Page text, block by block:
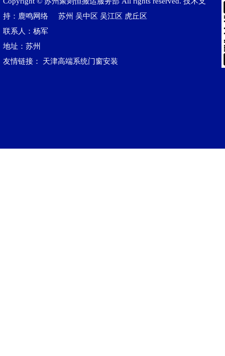
持：鹿鸣网络 苏州 吴中区 吴江区‌ 虎丘区
联系人：杨军
地址：苏州
友情链接： 天津高端系统门窗安装